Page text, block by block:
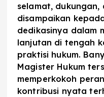
selamat, dukungan,
disampaikan
dedikasinya dalam
lanjutan di tengah
praktisi hukum.
Magister Hukum
memperkokoh
kontribusi nyata